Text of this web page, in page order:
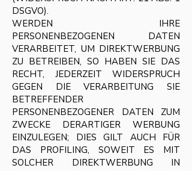
DSGVO).
WERDEN IHRE
PERSONENBEZOGENEN DATEN
VERARBEITET, UM DIREKTWERBUNG
ZU BETREIBEN, SO HABEN SIE DAS
RECHT, JEDERZEIT WIDERSPRUCH
GEGEN DIE VERARBEITUNG SIE
BETREFFENDER
PERSONENBEZOGENER DATEN ZUM
ZWECKE DERARTIGER WERBUNG
EINZULEGEN; DIES GILT AUCH FÜR
DAS PROFILING, SOWEIT ES MIT
SOLCHER DIREKTWERBUNG IN